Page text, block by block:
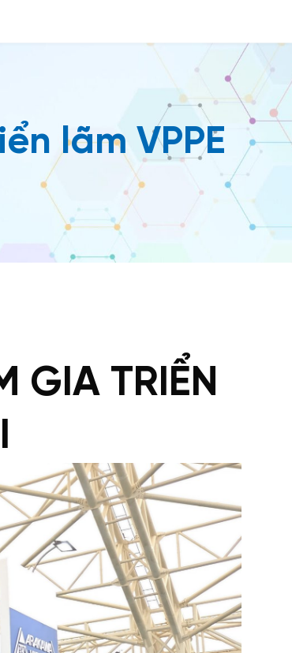
lãm VPPE
GIA TRIỂN